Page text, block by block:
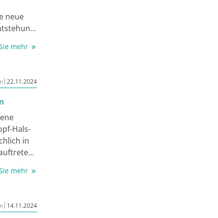
neue
sich in
mehr
|22.11.2024
Hals-
in
mehr
| 14.11.2024